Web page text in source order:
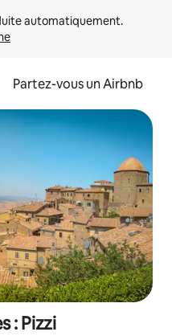
Partez-vous un Airbnb
: Pizzi